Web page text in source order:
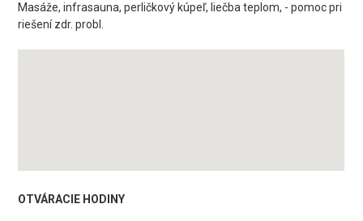
Masáže, infrasauna, perličkový kúpeľ, liečba teplom, - pomoc pri
riešení zdr. probl.
OTVÁRACIE HODINY